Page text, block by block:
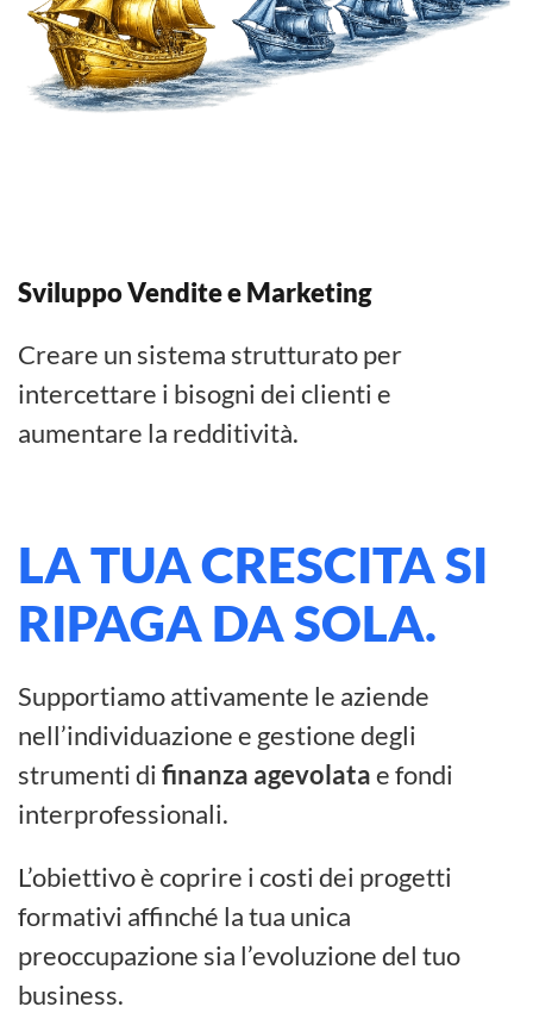
Sviluppo Vendite e Marketing
Creare un sistema strutturato per
intercettare i bisogni dei clienti e
aumentare la redditività.
LA TUACRESCITASI
RIPAGA DA SOLA.
Supportiamo attivamente le aziende
nell’individuazione e gestione degli
strumenti difinanza agevolatae fondi
interprofessionali.
L’obiettivo è coprire i costi dei progetti
formativi affinché la tua unica
preoccupazione sia l’evoluzione del tuo
business.